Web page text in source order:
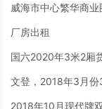
威海市中心繁华商
厂房出租
国六2020年3米2厢
文登，2018年3月
2018年10月现代牌